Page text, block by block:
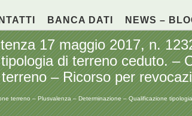
BANCA DATI NEWS –
17 maggio 2017, n.
di terreno ceduto. –
– Ricorso per
terreno – Plusvalenza – Determinazione – Qualificazione